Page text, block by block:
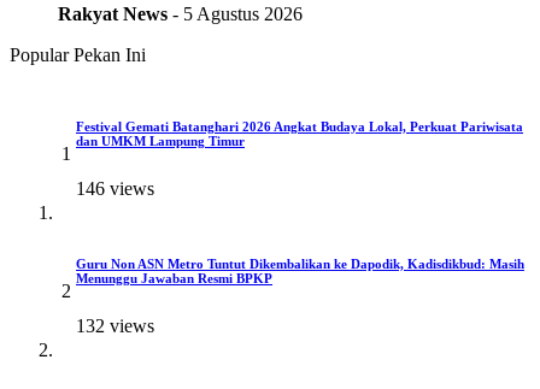
Rakyat News - 5 Agustus 2026
Popular Pekan Ini
1
Festival Gemati Batanghari 2026 Angkat Budaya Lokal, Perkuat Pariwisata
dan UMKM Lampung Timur
146 views
2
Guru Non ASN Metro Tuntut Dikembalikan ke Dapodik, Kadisdikbud: Masih
Menunggu Jawaban Resmi BPKP
132 views